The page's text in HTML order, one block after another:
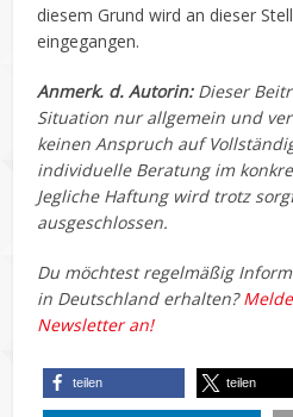
diesem Grund wird an dieser
eingegangen.
Anmerk. d. Autorin:Dieser
Situation nur allgemein und
keinen Anspruch auf
individuelle Beratung im
Jegliche Haftung wird trotz
ausgeschlossen.
Du möchtest regelmäßig
in Deutschland erhalten?
Newsletter an!
teilen teilen